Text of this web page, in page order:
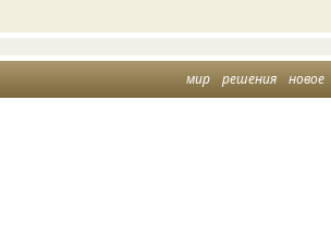
мир решения новое